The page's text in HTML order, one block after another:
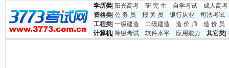
学历类 阳光高考 研 究 生 自学考试
成人高考
资格类 公 务 员 报 关 员 银行从业
司法考试
工程类 一级建造 二级建造 造 价 师
造 价 员
计算机| 等级考试 软件水平 应用能力 其它类